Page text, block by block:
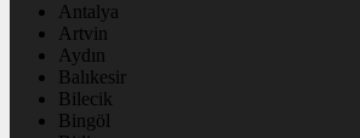
Antalya
Artvin
Aydın
Balıkesir
Bilecik
Bingöl